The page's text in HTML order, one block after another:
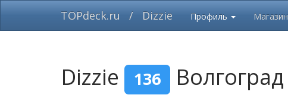
TOPdeck.ru / Dizzie Профиль Магазин
Dizzie 136 Волгоград